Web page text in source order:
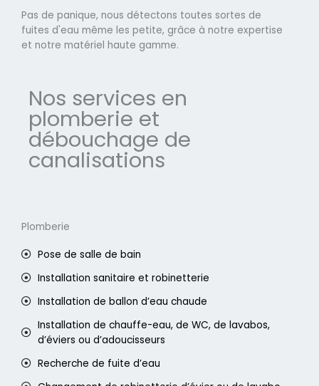
Pas de panique, nous détectons toutes sortes de
fuites d'eau même les petite, grâce à notre expertise
et notre matériel haute gamme.
Nos services en
plomberie et
débouchage de
canalisations
Plomberie
Pose de salle de bain
Installation sanitaire et robinetterie
Installation de ballon d’eau chaude
Installation de chauffe-eau, de WC, de lavabos,
d’éviers ou d’adoucisseurs
Recherche de fuite d’eau